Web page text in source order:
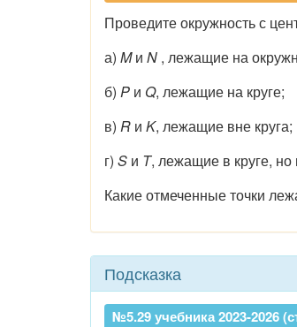
Проведите окружность с
а) Mи N , лежащие на
б) P и Q, лежащие на круге;
в) R и K, лежащие вне круга;
г) S и T, лежащие в круге, но
Какие отмеченные точки
Подсказка
№5.29 учебника 2023-2026